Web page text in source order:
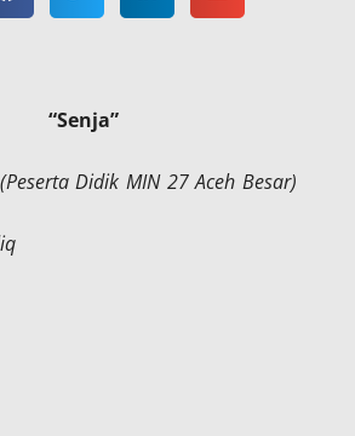
“Senja”
Didik MIN 27 Aceh Besar)